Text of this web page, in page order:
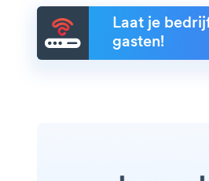
Laat je
gasten!